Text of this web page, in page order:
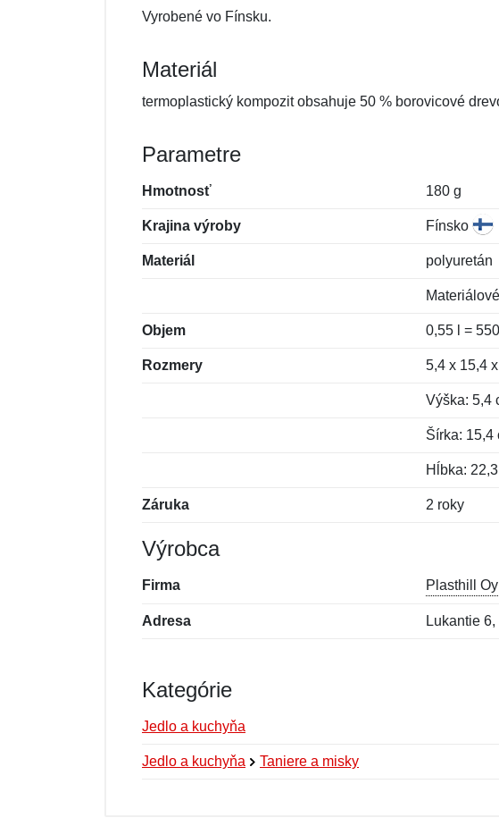
Vyrobené vo Fínsku.
Materiál
termoplastický kompozit obsahuje 50 % borovicové
Parametre
Hmotnosť 180 g
Krajina výroby Fínsko
Materiál polyuretán
Objem 0,55 l =
Rozmery 5,4 x 15,4
Výška: 5,4
Šírka: 15,4
Hĺbka:
Záruka 2 roky
Výrobca
Firma Plasthill Oy
Adresa Lukantie
Kategórie
Jedlo a kuchyňa
Jedlo a kuchyňa Taniere a misky